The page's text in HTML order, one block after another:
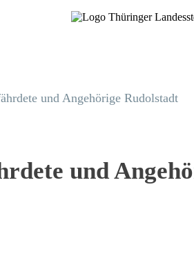
und Angehörige Rudolstadt
und